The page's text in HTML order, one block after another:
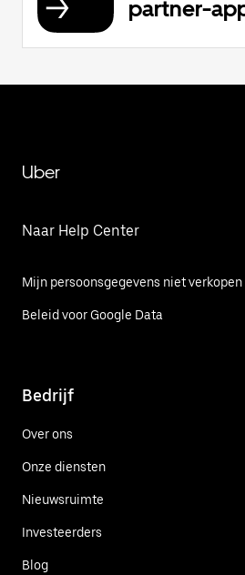
partner-
Uber
Naar Help Center
Mijn persoonsgegevens niet
Beleid voor Google Data
Bedrijf
Over ons
Onze diensten
Nieuwsruimte
Investeerders
Blog